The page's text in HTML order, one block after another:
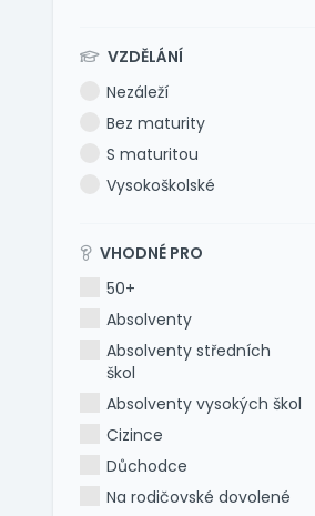
VZDĚLÁNÍ
Nezáleží
Bez maturity
S maturitou
Vysokoškolské
VHODNÉ PRO
50+
Absolventy
Absolventy středních
škol
Absolventy vysokých škol
Cizince
Důchodce
Na rodičovské dovolené